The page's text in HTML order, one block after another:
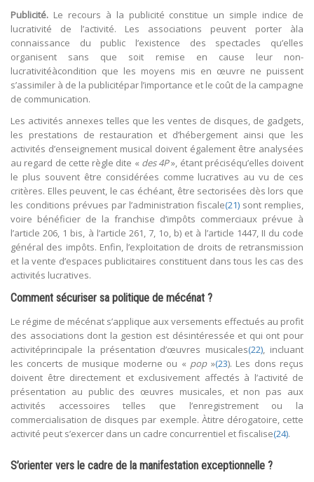
Publicité. Le recours à la publicité constitue un simple indice de
lucrativité de l’activité. Les associations peuvent porter àla
connaissance du public l’existence des spectacles qu’elles
organisent sans que soit remise en cause leur non-
lucrativitéàcondition que les moyens mis en œuvre ne puissent
s’assimiler à de la publicitépar l’importance et le coût de la campagne
de communication.
Les activités annexes telles que les ventes de disques, de gadgets,
les prestations de restauration et d’hébergement ainsi que les
activités d’enseignement musical doivent également être analysées
au regard de cette règle dite « des 4P», étant préciséqu’elles doivent
le plus souvent être considérées comme lucratives au vu de ces
critères. Elles peuvent, le cas échéant, être sectorisées dès lors que
les conditions prévues par l’administration fiscale(21) sont remplies,
voire bénéficier de la franchise d’impôts commerciaux prévue à
l’article 206, 1 bis, à l’article 261, 7, 1o, b) et à l’article 1447, II du code
général des impôts. Enfin, l’exploitation de droits de retransmission
et la vente d’espaces publicitaires constituent dans tous les cas des
activités lucratives.
Comment sécuriser sa politique de mécénat ?
Le régime de mécénat s’applique aux versements effectués au profit
des associations dont la gestion est désintéressée et qui ont pour
activitéprincipale la présentation d’œuvres musicales(22), incluant
les concerts de musique moderne ou « pop»(23). Les dons reçus
doivent être directement et exclusivement affectés à l’activité de
présentation au public des œuvres musicales, et non pas aux
activités accessoires telles que l’enregistrement ou la
commercialisation de disques par exemple. Àtitre dérogatoire, cette
activité peut s’exercer dans un cadre concurrentiel et fiscalise(24).
S’orienter vers le cadre de la manifestation exceptionnelle ?